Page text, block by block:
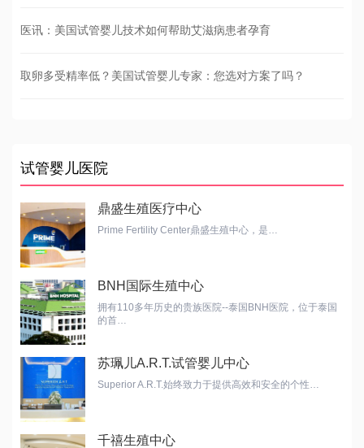
医讯：美国试管婴儿技术如何帮助艾滋病患者孕育
取卵多受精率低？美国试管婴儿专家：您选对方案了吗？
试管婴儿医院
鼎盛生殖医疗中心
Prime Fertility Center鼎盛生殖中心，是…
BNH国际生殖中心
拥有110多年历史的贵族医院--泰国BNH医院，位于泰国
的首…
苏珮儿A.R.T.试管婴儿中心
Superior A.R.T.始终致力于提供高效和安全的个性…
千禧生殖中心